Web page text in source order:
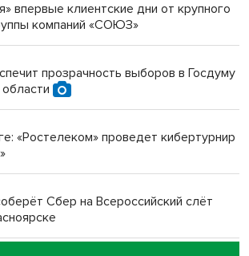
с женой вошли в топ-16
впервые клиентские дни от крупного
компаний «СОЮЗ»
прозрачность выборов в Госдуму
«Ростелеком» проведет кибертурнир
Сбер на Всероссийский слёт